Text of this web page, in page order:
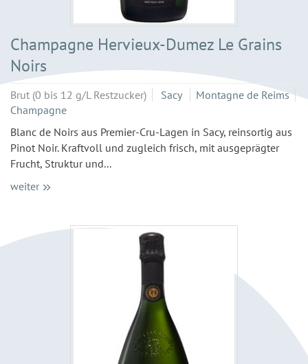
Champagne Hervieux-Dumez Le Grains
Noirs
Brut (0 bis 12 g/L Restzucker) Sacy
Montagne de Reims
Champagne
Blanc de Noirs aus Premier-Cru-Lagen in Sacy, reinsortig aus
Pinot Noir. Kraftvoll und zugleich frisch, mit ausgeprägter
Frucht, Struktur und...
weiter